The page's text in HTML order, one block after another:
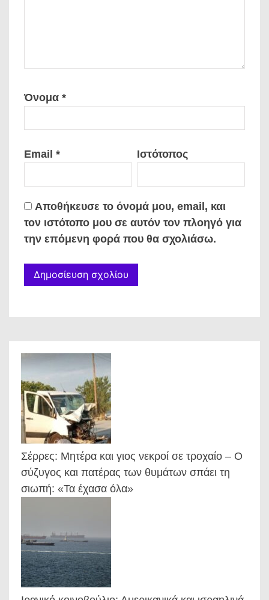
Όνομα *
Email * Ιστότοπος
Αποθήκευσε το όνομά μου, email, και
τον ιστότοπο μου σε αυτόν τον πλοηγό για
την επόμενη φορά που θα σχολιάσω.
Σέρρες: Μητέρα και γιος νεκροί σε τροχαίο – Ο
σύζυγος και πατέρας των θυμάτων σπάει τη
σιωπή: «Τα έχασα όλα»